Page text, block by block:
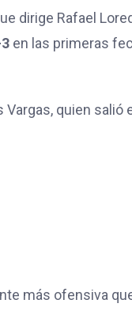
dirige Rafael
en las primeras
quien salió
más ofensiva